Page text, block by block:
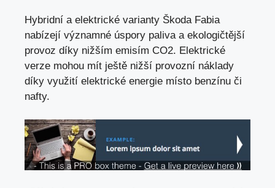
Hybridní a elektrické varianty Škoda Fabia
nabízejí významné úspory paliva a ekologičtější
provoz díky nižším emisím CO2. Elektrické
verze mohou mít ještě nižší provozní náklady
díky využití elektrické energie místo benzínu či
nafty.